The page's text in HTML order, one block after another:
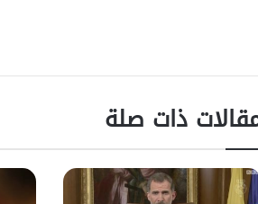
ذات صلة